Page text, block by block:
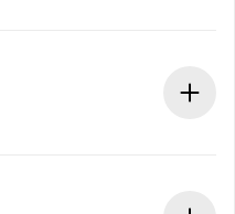
im Voraus.
belasten, wenn der